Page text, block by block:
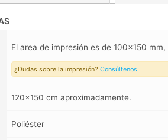
El area de impresión es de 100x150
¿Dudas sobre la impresión? Consúltenos
120x150 cm aproximadamente.
Poliéster